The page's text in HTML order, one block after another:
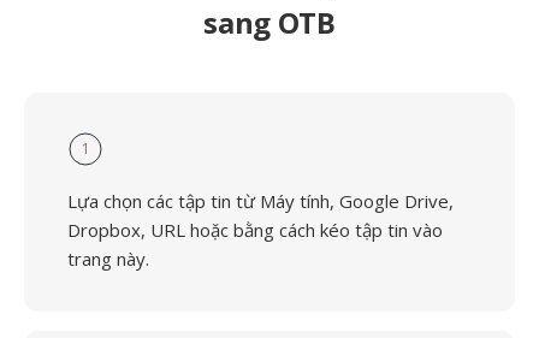
sang OTB
1
Lựa chọn các tập tin từ Máy tính, Google Drive,
Dropbox, URL hoặc bằng cách kéo tập tin vào
trang này.